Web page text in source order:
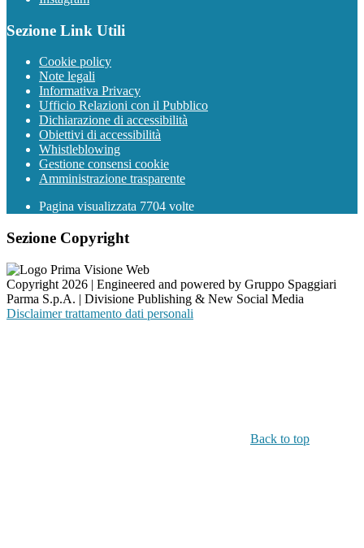
Sezione Link Utili
Cookie policy
Note legali
Informativa Privacy
Ufficio Relazioni con il Pubblico
Dichiarazione di accessibilità
Obiettivi di accessibilità
Whistleblowing
Gestione consensi cookie
Amministrazione trasparente
Pagina visualizzata 7704 volte
Sezione Copyright
Copyright 2026 | Engineered and powered by Gruppo Spaggiari
Parma S.p.A. | Divisione Publishing & New Social Media
Disclaimer trattamento dati personali
Back to top